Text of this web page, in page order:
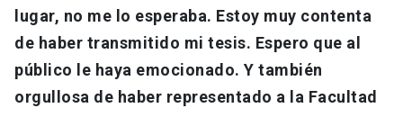
lugar, no me lo esperaba. Estoy muy contenta
de haber transmitido mi tesis. Espero que al
público le haya emocionado. Y también
orgullosa de haber representado a la Facultad